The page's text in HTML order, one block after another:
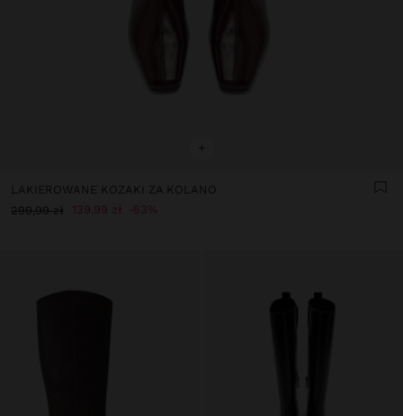
+
LAKIEROWANE KOZAKI ZA KOLANO
299,99 zł
139,99 zł 53%